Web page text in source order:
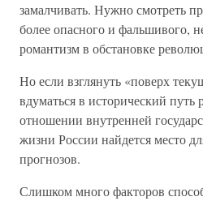
замалчивать. Нужно смотреть
более опасного и фальшивого,
романтизм в обстановке
Но если взглянуть «поверх
вдуматься в исторический
отношении внутренней
жизни России найдется место
прогнозов.
Слишком много факторов